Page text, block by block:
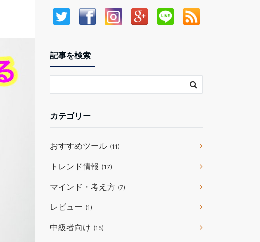
記事を検索
カテゴリー
おすすめツール (11)
トレンド情報 (17)
マインド・考え方 (7)
レビュー (1)
中級者向け (15)